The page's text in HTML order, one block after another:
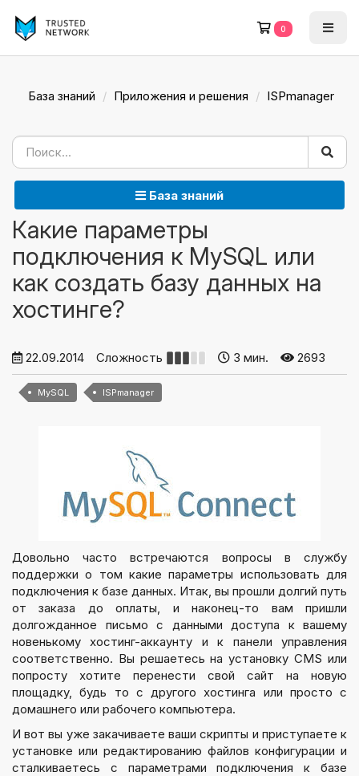
0
База знаний Приложения и решения ISPmanager
База знаний
Какие параметры
подключения к MySQL или
как создать базу данных на
хостинге?
22.09.2014 Сложность 3 мин. 2693
MySQL ISPmanager
Довольно часто встречаются вопросы в службу
поддержки о том какие параметры использовать для
подключения к базе данных. Итак, вы прошли долгий путь
от заказа до оплаты, и наконец-то вам пришли
долгожданное письмо с данными доступа к вашему
новенькому хостинг-аккаунту и к панели управления
соответственно. Вы решаетесь на установку CMS или
попросту хотите перенести свой сайт на новую
площадку, будь то с другого хостинга или просто с
домашнего или рабочего компьютера.
И вот вы уже закачиваете ваши скрипты и приступаете к
установке или редактированию файлов конфигурации и
сталкиваетесь с параметрами подключения к базе